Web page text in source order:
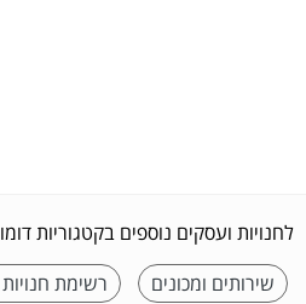
לחנויות ועסקים נוספים בקטגוריות
שירותים ומכונים
רשימת